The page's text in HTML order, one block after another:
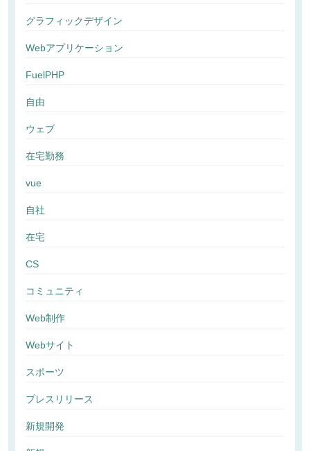
グラフィックデザイン
Webアプリケーション
FuelPHP
自由
ウェブ
在宅勤務
vue
自社
在宅
CS
コミュニティ
Web制作
Webサイト
スポーツ
プレスリリース
新規開発